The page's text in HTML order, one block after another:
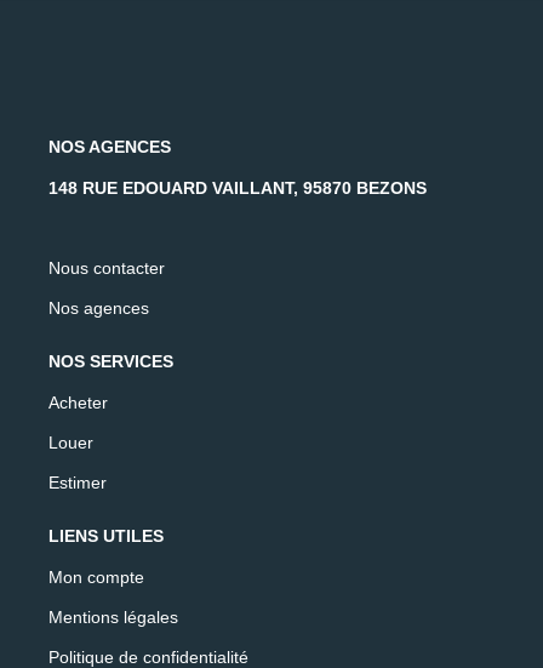
NOS AGENCES
148 RUE EDOUARD VAILLANT, 95870 BEZONS
Nous contacter
Nos agences
NOS SERVICES
Acheter
Louer
Estimer
LIENS UTILES
Mon compte
Mentions légales
Politique de confidentialité